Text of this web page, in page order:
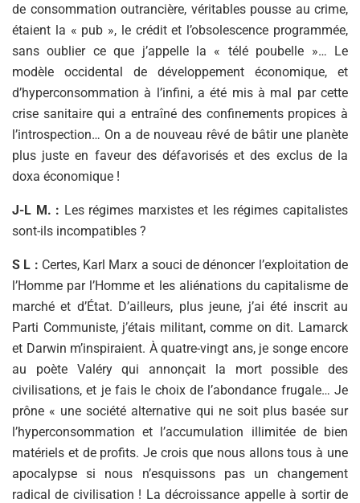
de consommation outrancière, véritables pousse au crime,
étaient la « pub », le crédit et l’obsolescence programmée,
sans oublier ce que j’appelle la « télé poubelle »… Le
modèle occidental de développement économique, et
d’hyperconsommation à l’infini, a été mis à mal par cette
crise sanitaire qui a entraîné des confinements propices à
l’introspection… On a de nouveau rêvé de bâtir une planète
plus juste en faveur des défavorisés et des exclus de la
doxa économique !
J-L M. : Les régimes marxistes et les régimes capitalistes
sont-ils incompatibles ?
S L : Certes, Karl Marx a souci de dénoncer l’exploitation de
l’Homme par l’Homme et les aliénations du capitalisme de
marché et d’État. D’ailleurs, plus jeune, j’ai été inscrit au
Parti Communiste, j’étais militant, comme on dit. Lamarck
et Darwin m’inspiraient. À quatre-vingt ans, je songe encore
au poète Valéry qui annonçait la mort possible des
civilisations, et je fais le choix de l’abondance frugale… Je
prône « une société alternative qui ne soit plus basée sur
l’hyperconsommation et l’accumulation illimitée de bien
matériels et de profits. Je crois que nous allons tous à une
apocalypse si nous n’esquissons pas un changement
radical de civilisation ! La décroissance appelle à sortir de